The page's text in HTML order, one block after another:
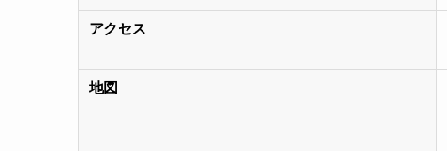
アクセス
地図